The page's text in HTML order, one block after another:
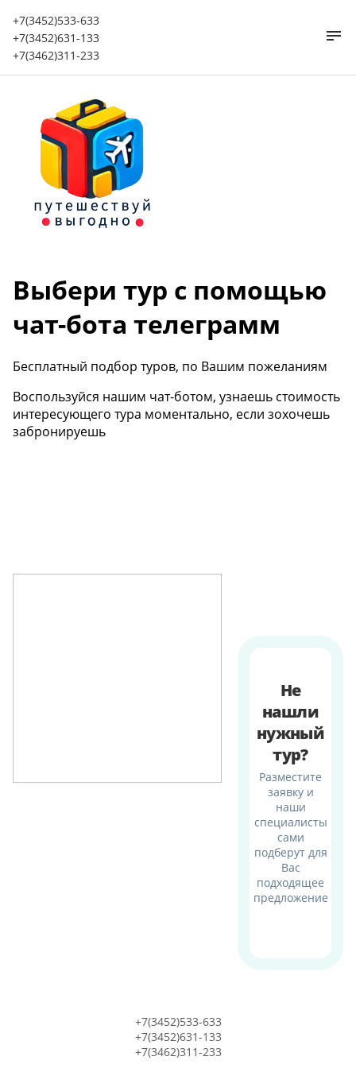
+7(3452)533-633
+7(3452)631-133
+7(3462)311-233
Выбери тур с помощью
чат-бота телеграмм
Бесплатный подбор туров, по Вашим пожеланиям
Воспользуйся нашим чат-ботом, узнаешь стоимость
интересующего тура моментально, если зохочешь
забронируешь
Не
нашли
нужный
тур?
Разместите
заявку и
наши
специалисты
сами
подберут для
Вас
подходящее
предложение
+7(3452)533-633
+7(3452)631-133
+7(3462)311-233